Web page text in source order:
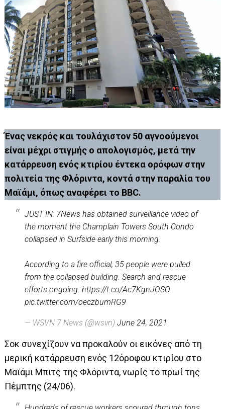
Ένας νεκρός και τουλάχιστον 50 αγνοούμενοι
είναι μέχρι στιγμής ο απολογισμός, μετά την
κατάρρευση ενός κτιρίου έντεκα ορόφων στην
πολιτεία της Φλόριντα, κοντά στην παραλία του
Μαϊάμι, όπως αναφέρει το BBC.
JUST IN: 7News has obtained surveillance video of
the moment the Champlain Towers South Condo
collapsed in Surfside early this morning.
According to a fire official, 35 people were pulled
from the collapsed building. Search and rescue
efforts ongoing.https://t.co/Ac7KgnJOSO
pic.twitter.com/oeczbumRG9
— WSVN 7 News (@wsvn)June 24, 2021
Σοκ συνεχίζουν να προκαλούν οι εικόνες από τη
μερική κατάρρευση ενός 12όροφου κτιρίου στο
Μαϊάμι Μπιτς της Φλόριντα, νωρίς το πρωί της
Πέμπτης (24/06).